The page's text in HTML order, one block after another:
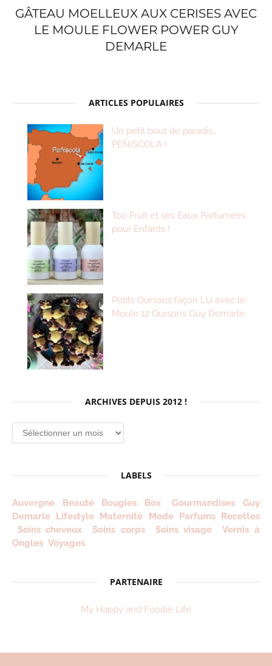
GÂTEAU MOELLEUX AUX CERISES AVEC
LE MOULE FLOWER POWER GUY
DEMARLE
ARTICLES POPULAIRES
Un petit bout de paradis…
PEÑISCOLA !
Too Fruit et ses Eaux Parfumées
pour Enfants !
Petits Oursons façon LU avec le
Moule 12 Oursons Guy Demarle
ARCHIVES DEPUIS 2012 !
Archives
depuis
LABELS
Auvergne Beauté Bougies Box Gourmandises
Guy
Demarle Lifestyle Maternité Mode Parfums Recettes
Soins cheveux
Soins corps Soins visage
Vernis à
Ongles Voyages
PARTENAIRE
My Happy and Foodie Life